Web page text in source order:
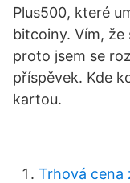
Plus500, které
bitcoiny. Vím, že
proto jsem se
příspěvek. Kde
kartou.
Trhová cena